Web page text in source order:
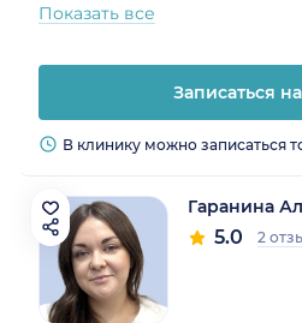
Показать все
Записаться
В клинику можно записаться
Гаранина
5.0 2